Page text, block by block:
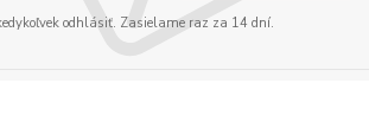
odhlásiť. Zasielame raz za 14 dní.